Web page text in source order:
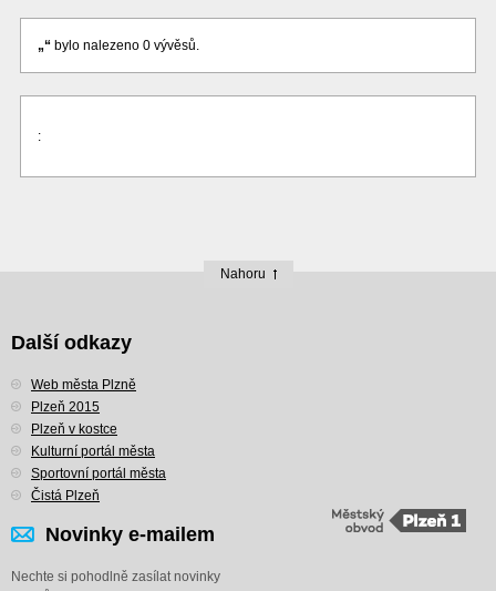
„“bylo nalezeno 0 vývěsů.
:
Nahoru
Další odkazy
Web města Plzně
Plzeň 2015
Plzeň v kostce
Kulturní portál města
Sportovní portál města
Čistá Plzeň
Novinky e-mailem
Nechte si pohodlně zasílat novinky